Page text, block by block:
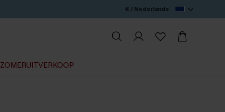
€ / Nederlands
ZOMERUITVERKOOP